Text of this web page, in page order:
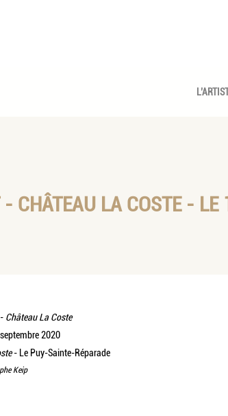
- CHÂTEAU LA COSTE -
Château La Coste
2020
- Le Puy-Sainte-Réparade
Keip